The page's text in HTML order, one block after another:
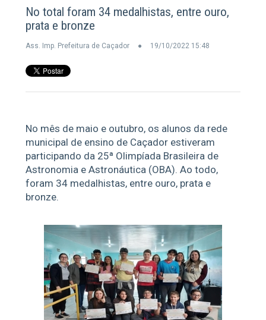
No total foram 34 medalhistas, entre ouro,
prata e bronze
Ass. Imp. Prefeitura de Caçador 19/10/2022 15:48
No mês de maio e outubro, os alunos da rede
municipal de ensino de Caçador estiveram
participando da 25ª Olimpíada Brasileira de
Astronomia e Astronáutica (OBA). Ao todo,
foram 34 medalhistas, entre ouro, prata e
bronze.